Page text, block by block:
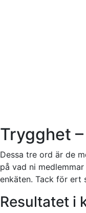
Trygghet
Dessa tre ord är de
på vad ni
enkäten. Tack för ert
Resultatet i